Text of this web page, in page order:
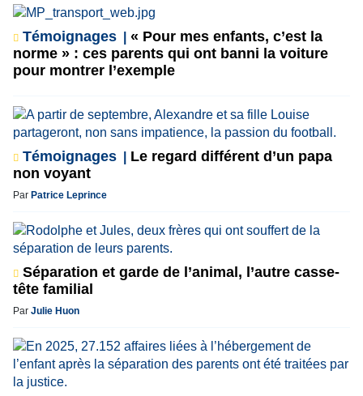
Témoignages
« Pour mes enfants, c’est la
norme » : ces parents qui ont banni la voiture
pour montrer l’exemple
Témoignages
Le regard différent d’un papa
non voyant
Par Patrice Leprince
Séparation et garde de l’animal, l’autre casse-
tête familial
Par Julie Huon